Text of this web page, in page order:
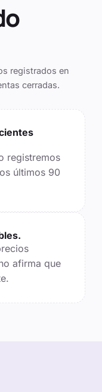
registrados en
cerradas.
registremos
últimos 90
afirma que